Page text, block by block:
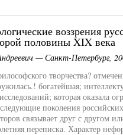
воззрения
половины XIX века
— Санкт-Петербург,
творчества?
богатейшая;
которая оказала
поколения
связывает друг с другом
переписка. Характер